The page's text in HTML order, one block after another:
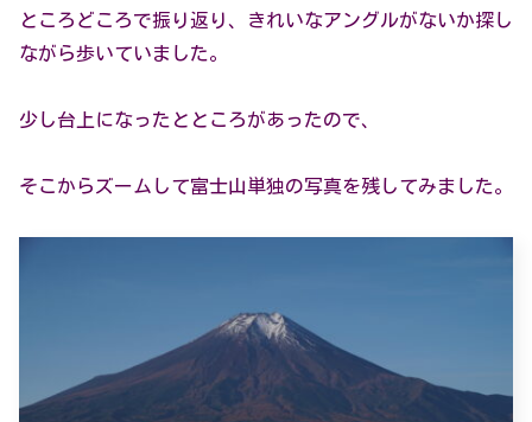
ところどころで振り返り、きれいなアングルがないか探し
ながら歩いていました。
少し台上になったとところがあったので、
そこからズームして富士山単独の写真を残してみました。